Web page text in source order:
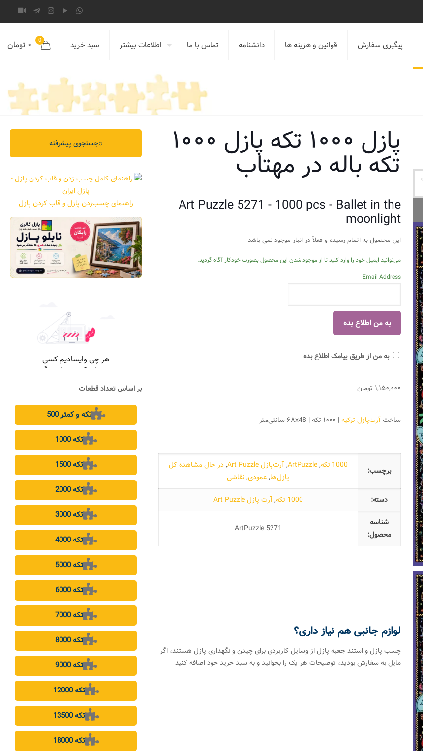
پیگیری سفارش قوانین و هزینه ها دانشنامه تماس با ما اطلاعات بیشتر سبد خرید 0 ۰ تومان
پازل ۱۰۰۰ تکه پازل ۱۰۰۰
تکه باله در مهتاب
Art Puzzle 5271 - 1000 pcs - Ballet in the
moonlight
این محصول به اتمام رسیده و فعلاً در انبار موجود نمی باشد
می‌توانید ایمیل خود را وارد کنید تا از موجود شدن این محصول بصورت خودکار آگاه گردید.
Email Address
به من از طریق پیامک اطلاع بده
۱,۱۵۰,۰۰۰ تومان
ساختآرت‌پازل ترکیه| ۱۰۰۰ تکه | ۶۸x48 سانتی‌متر
برچسب:
1000 تکه ,
ArtPuzzle
,آرت‌پازل Art Puzzle , در حال مشاهده کل
پازل‌ها,عمودی,نقاشی
دسته: 1000 تکه ,آرت پازل Art Puzzle
شناسه
محصول:
ArtPuzzle 5271
لوازم جانبی هم نیاز داری؟
چسب پازل و استند جعبه پازل از وسایل کاربردی برای چیدن و نگهداری پازل هستند، اگر
مایل به سفارش بودید، توضیحات هر یک را بخوانید و به سبد خرید خود اضافه کنید
جستجوی پیشرفته⌕
راهنمای چسب‌زدن پازل و قاب کردن پازل
بر اساس تعداد قطعات
500 تکه و کمتر
1000 تکه
1500 تکه
2000 تکه
3000 تکه
4000 تکه
5000 تکه
6000 تکه
7000 تکه
8000 تکه
9000 تکه
12000 تکه
13500 تکه
18000 تکه